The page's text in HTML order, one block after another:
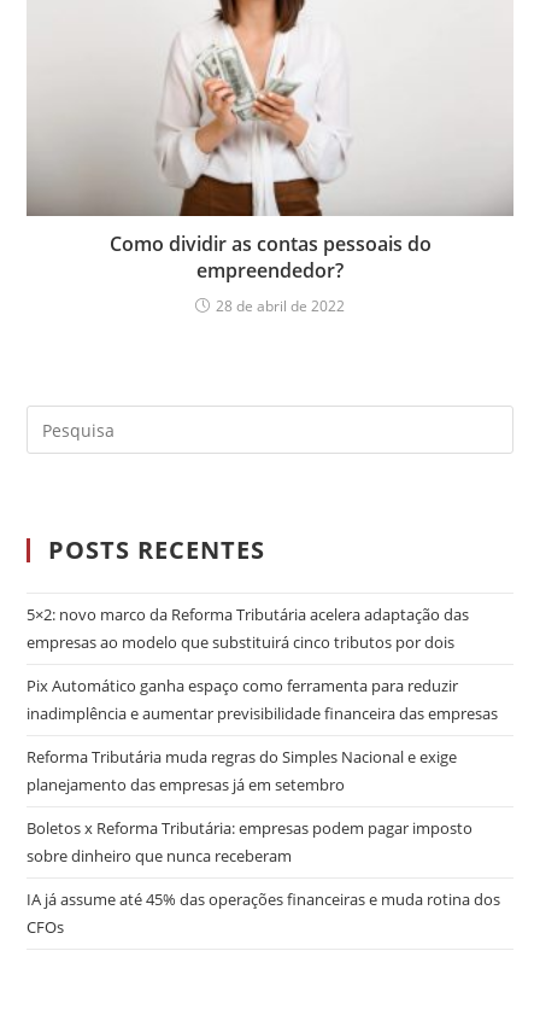
Como dividir as contas pessoais do
empreendedor?
28 de abril de 2022
POSTS RECENTES
5×2: novo marco da Reforma Tributária acelera adaptação das
empresas ao modelo que substituirá cinco tributos por dois
Pix Automático ganha espaço como ferramenta para reduzir
inadimplência e aumentar previsibilidade financeira das empresas
Reforma Tributária muda regras do Simples Nacional e exige
planejamento das empresas já em setembro
Boletos x Reforma Tributária: empresas podem pagar imposto
sobre dinheiro que nunca receberam
IA já assume até 45% das operações financeiras e muda rotina dos
CFOs